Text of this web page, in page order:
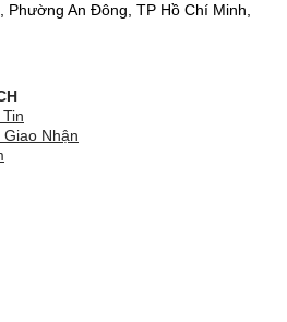
An Đông, TP Hồ Chí Minh,
Nhận